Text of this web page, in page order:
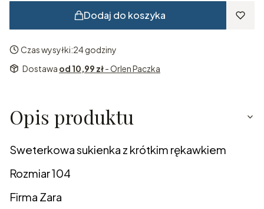
Dodaj do koszyka
Czas wysyłki:24 godziny
Dostawa od 10,99 zł- Orlen Paczka
Opis produktu
Sweterkowa sukienka z krótkim rękawkiem
Rozmiar 104
Firma Zara